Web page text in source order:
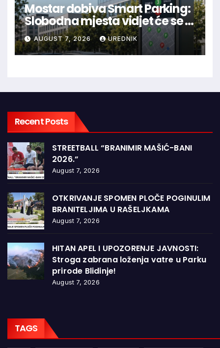
Mostar dobiva Smart Parking:
Slobodna mjesta vidjet će se u
aplikaciji
AUGUST 7, 2026 UREDNIK
Recent Posts
STREETBALL “BRANIMIR MAŠIĆ-BANI
2026.”
August 7, 2026
OTKRIVANJE SPOMEN PLOČE POGINULIM
BRANITELJIMA U RAŠELJKAMA
August 7, 2026
HITAN APEL I UPOZORENJE JAVNOSTI:
Stroga zabrana loženja vatre u Parku
prirode Blidinje!
August 7, 2026
TAGS